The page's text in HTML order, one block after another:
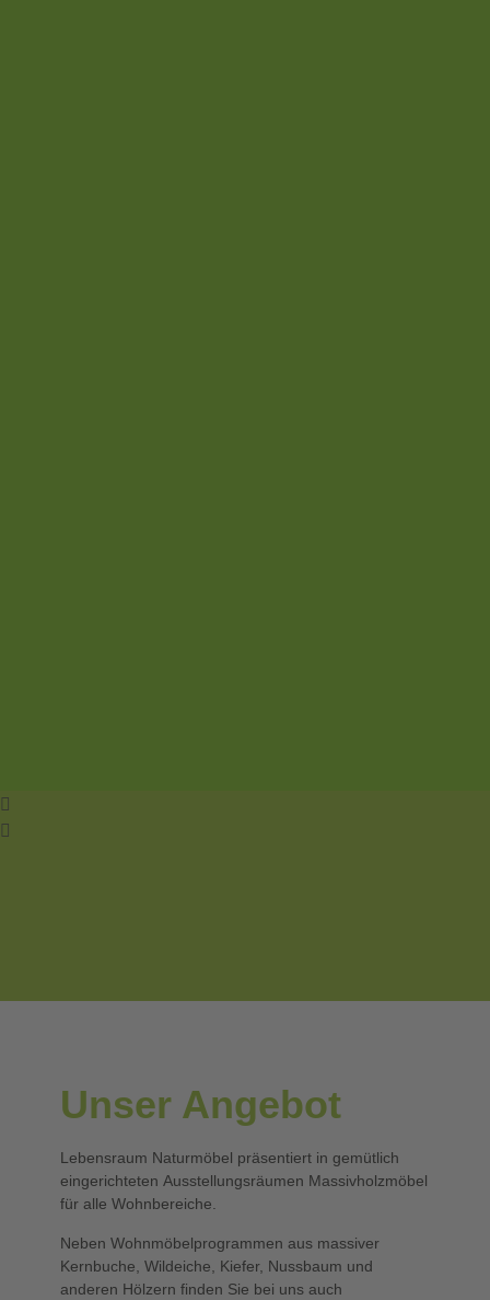
Unser Angebot
Lebensraum Naturmöbel präsentiert in gemütlich
eingerichteten Ausstellungsräumen Massivholzmöbel
für alle Wohnbereiche.
Neben Wohnmöbelprogrammen aus massiver
Kernbuche, Wildeiche, Kiefer, Nussbaum und
anderen Hölzern finden Sie bei uns auch